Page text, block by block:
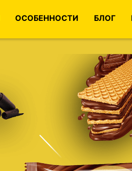
ОСОБЕННОСТИ БЛОГ